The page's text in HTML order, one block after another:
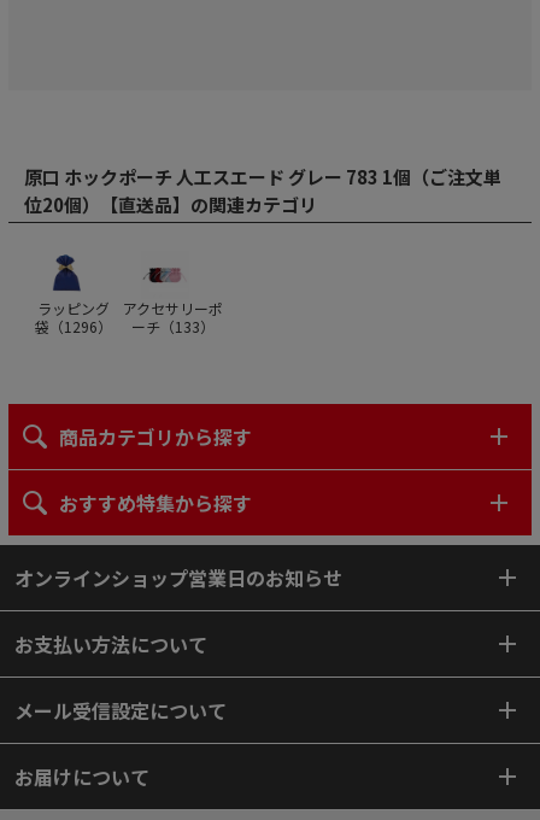
原口 ホックポーチ 人工スエード グレー 783 1個（ご注文単
位20個）【直送品】の関連カテゴリ
ラッピング
袋（1296）
アクセサリーポ
ーチ（133）
商品カテゴリから探す
おすすめ特集から探す
オンラインショップ営業日のお知らせ
お支払い方法について
メール受信設定について
お届けについて